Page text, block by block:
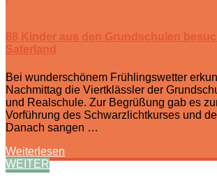
88 Kinder aus den Grundschulen
Saterland
Bei wunderschönem Frühlingswetter
Nachmittag die Viertklässler der
und Realschule. Zur Begrüßung gab es
Vorführung des Schwarzlichtkurses und
Danach sangen …
Weiterlesen
WEITER